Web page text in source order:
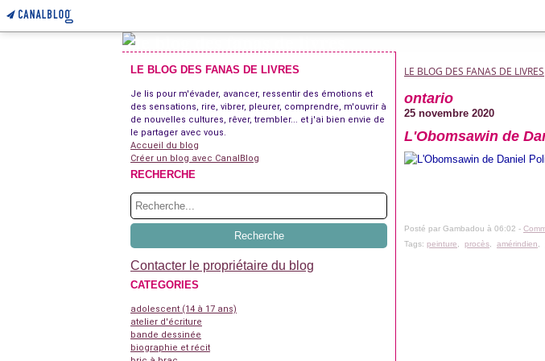
LE BLOG DES FANAS DE LIVRES
Je lis pour m'évader, avancer, ressentir des émotions et
des sensations, rire, vibrer, pleurer, comprendre, m'ouvrir à
de nouvelles cultures, rêver, trembler... et j'ai bien envie de
le partager avec vous.
Accueil du blog
Créer un blog avec CanalBlog
RECHERCHE
Contacter le propriétaire du blog
CATEGORIES
adolescent (14 à 17 ans)
atelier d'écriture
bande dessinée
biographie et récit
LE BLOG DES FANAS DE LIVRES
ontario
25 novembre 2020
L'Obomsawin de
Posté par Gambadou à 06:02 -
Tags: peinture procès amérindien